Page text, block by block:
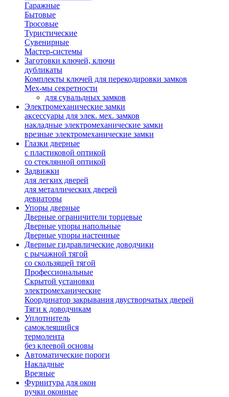
Гаражные
Бытовые
Тросовые
Туристические
Сувенирные
Мастер-системы
Заготовки ключей, ключи
дубликаты
Комплекты ключей для перекодировки замков
Мех-мы секретности
для сувальдных замков
Электромеханические замки
аксессуары для элек. мех. замков
накладные электромеханические замки
врезные электромеханические замки
Глазки дверные
с пластиковой оптикой
со стеклянной оптикой
Задвижки
для легких дверей
для металлических дверей
девиаторы
Упоры дверные
Дверные ограничители торцевые
Дверные упоры напольные
Дверные упоры настенные
Дверные гидравлические доводчики
с рычажной тягой
со скользящей тягой
Профессиональные
Скрытой установки
электромеханические
Координатор закрывания двустворчатых дверей
Тяги к доводчикам
Уплотнитель
самоклеящийся
термолента
без клеевой основы
Автоматические пороги
Накладные
Врезные
Фурнитура для окон
ручки оконные